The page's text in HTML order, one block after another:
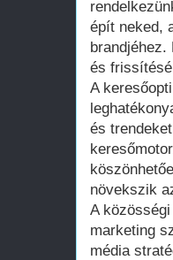
épít neked,
brandjéhez.
és
A
és
növekszik
A
marketing
média